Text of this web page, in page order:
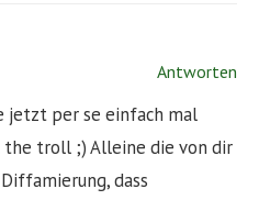
Antworten
jetzt per se einfach mal
the troll ;) Alleine die von dir
dass